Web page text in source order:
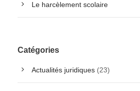
Le harcèlement scolaire
Catégories
Actualités juridiques (23)